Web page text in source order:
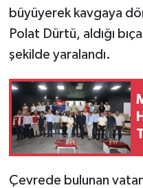
büyüyerek kavgaya
Polat Dürtü, aldığı
şekilde yaralandı.
Çevrede bulunan